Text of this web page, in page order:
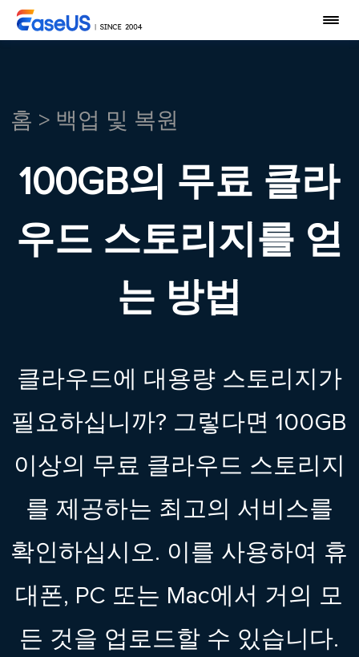
홈 > 백업 및 복원
100GB의 무료 클라
우드 스토리지를 얻
는 방법
클라우드에 대용량 스토리지가
필요하십니까? 그렇다면 100GB
이상의 무료 클라우드 스토리지
를 제공하는 최고의 서비스를
확인하십시오. 이를 사용하여 휴
대폰, PC 또는 Mac에서 거의 모
든 것을 업로드할 수 있습니다.